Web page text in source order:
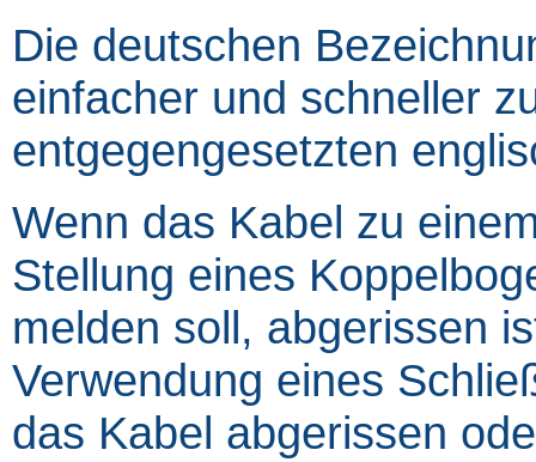
Die deutschen
einfacher und schneller
entgegengesetzten
Wenn das Kabel zu
Stellung eines
melden soll, abgerissen
Verwendung eines
das Kabel abgerissen